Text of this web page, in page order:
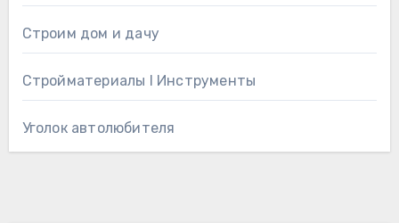
Строим дом и дачу
Стройматериалы l Инструменты
Уголок автолюбителя